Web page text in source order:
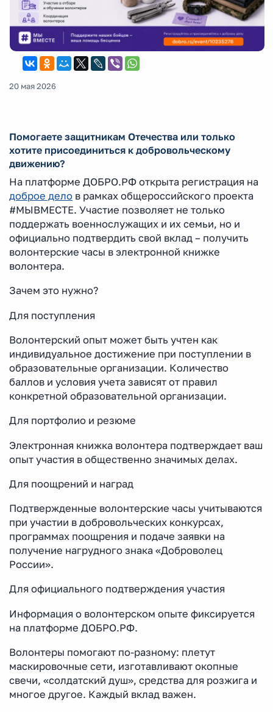
20 мая 2026
Помогаете защитникам Отечества или только
хотите присоединиться к добровольческому
движению?
На платформе ДОБРО.РФ открыта регистрация на
доброе дело в рамках общероссийского проекта
#МЫВМЕСТЕ. Участие позволяет не только
поддержать военнослужащих и их семьи, но и
официально подтвердить свой вклад – получить
волонтерские часы в электронной книжке
волонтера.
Зачем это нужно?
Для поступления
Волонтерский опыт может быть учтен как
индивидуальное достижение при поступлении в
образовательные организации. Количество
баллов и условия учета зависят от правил
конкретной образовательной организации.
Для портфолио и резюме
Электронная книжка волонтера подтверждает ваш
опыт участия в общественно значимых делах.
Для поощрений и наград
Подтвержденные волонтерские часы учитываются
при участии в добровольческих конкурсах,
программах поощрения и подаче заявки на
получение нагрудного знака «Доброволец
России».
Для официального подтверждения участия
Информация о волонтерском опыте фиксируется
на платформе ДОБРО.РФ.
Волонтеры помогают по-разному: плетут
маскировочные сети, изготавливают окопные
свечи, «солдатский душ», средства для розжига и
многое другое. Каждый вклад важен.